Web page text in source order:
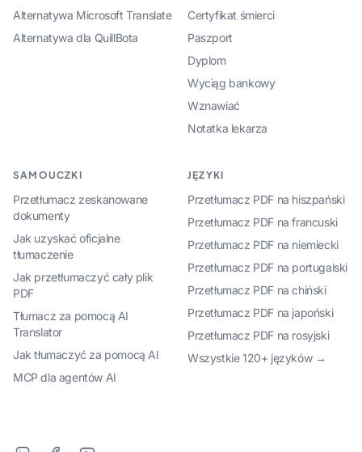
Alternatywa Microsoft Translate
Alternatywa dla QuillBota
Certyfikat śmierci
Paszport
Dyplom
Wyciąg bankowy
Wznawiać
Notatka lekarza
SAMOUCZKI
Przetłumacz zeskanowane
dokumenty
Jak uzyskać oficjalne
tłumaczenie
Jak przetłumaczyć cały plik
PDF
Tłumacz za pomocą AI
Translator
Jak tłumaczyć za pomocą AI
MCP dla agentów AI
JĘZYKI
Przetłumacz PDF na hiszpański
Przetłumacz PDF na francuski
Przetłumacz PDF na niemiecki
Przetłumacz PDF na portugalski
Przetłumacz PDF na chiński
Przetłumacz PDF na japoński
Przetłumacz PDF na rosyjski
Wszystkie 120+ języków →